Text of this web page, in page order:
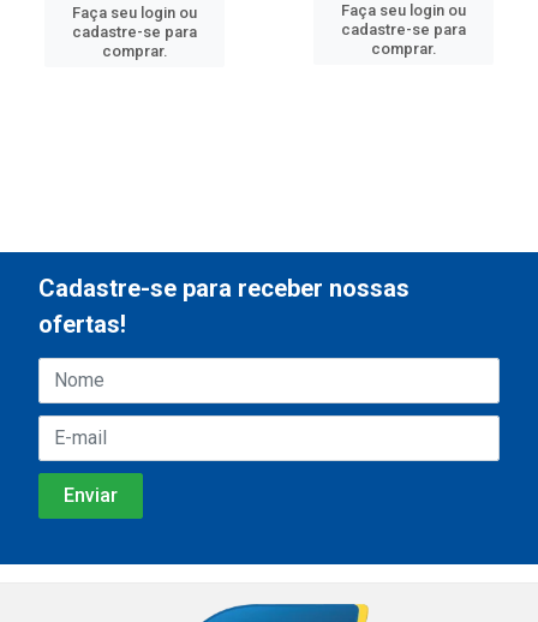
Faça seu login ou
cadastre-se para
comprar.
Faça seu login ou
cadastre-se para
comprar.
Cadastre-se para receber nossas
ofertas!